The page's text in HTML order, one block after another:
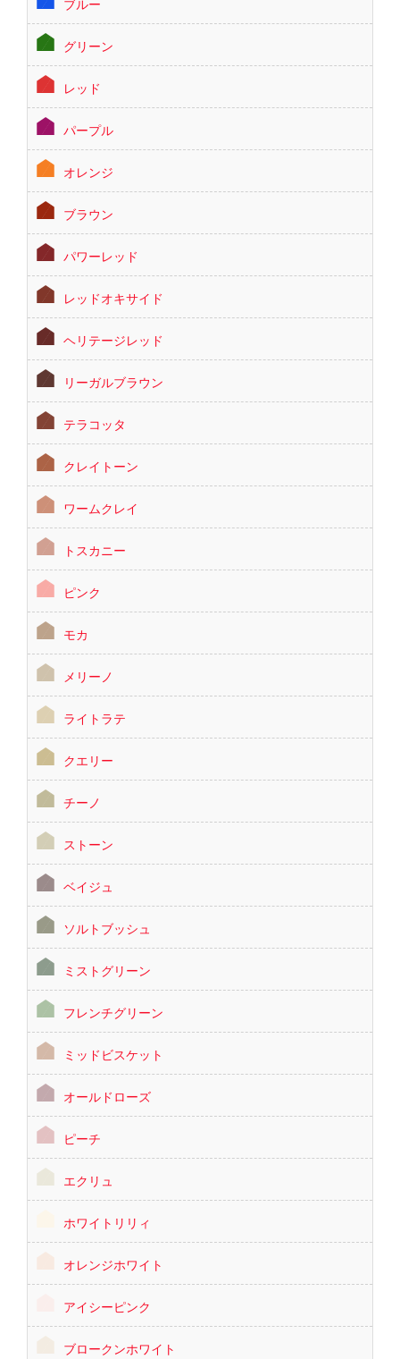
ブルー
グリーン
レッド
パープル
オレンジ
ブラウン
パワーレッド
レッドオキサイド
ヘリテージレッド
リーガルブラウン
テラコッタ
クレイトーン
ワームクレイ
トスカニー
ピンク
モカ
メリーノ
ライトラテ
クエリー
チーノ
ストーン
ベイジュ
ソルトブッシュ
ミストグリーン
フレンチグリーン
ミッドビスケット
オールドローズ
ピーチ
エクリュ
ホワイトリリィ
オレンジホワイト
アイシーピンク
ブロークンホワイト